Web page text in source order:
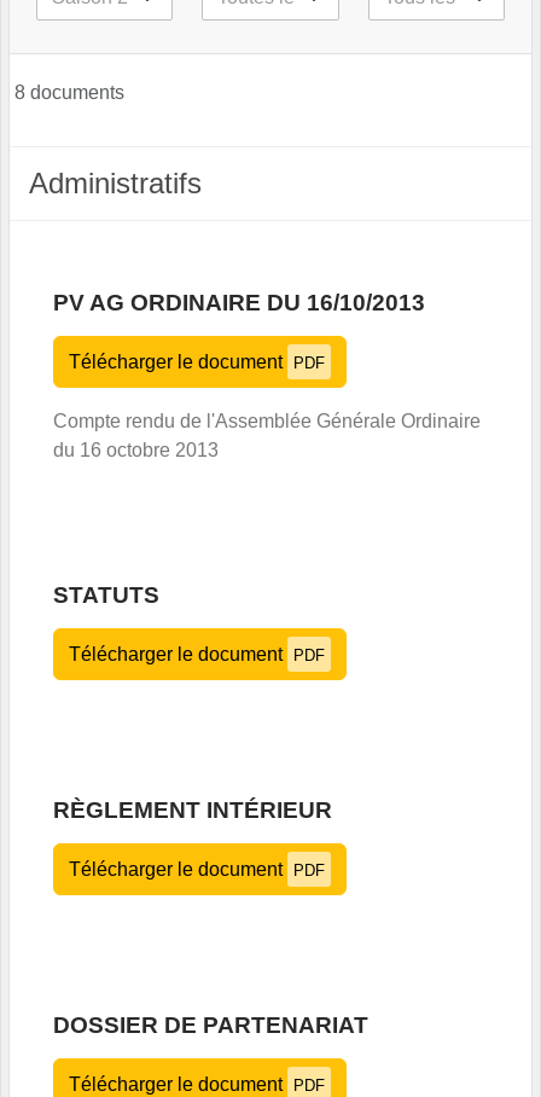
8 documents
Administratifs
PV AG ORDINAIRE DU 16/10/2013
Télécharger le document PDF
Compte rendu de l'Assemblée Générale Ordinaire
du 16 octobre 2013
STATUTS
Télécharger le document PDF
RÈGLEMENT INTÉRIEUR
Télécharger le document PDF
DOSSIER DE PARTENARIAT
Télécharger le document PDF